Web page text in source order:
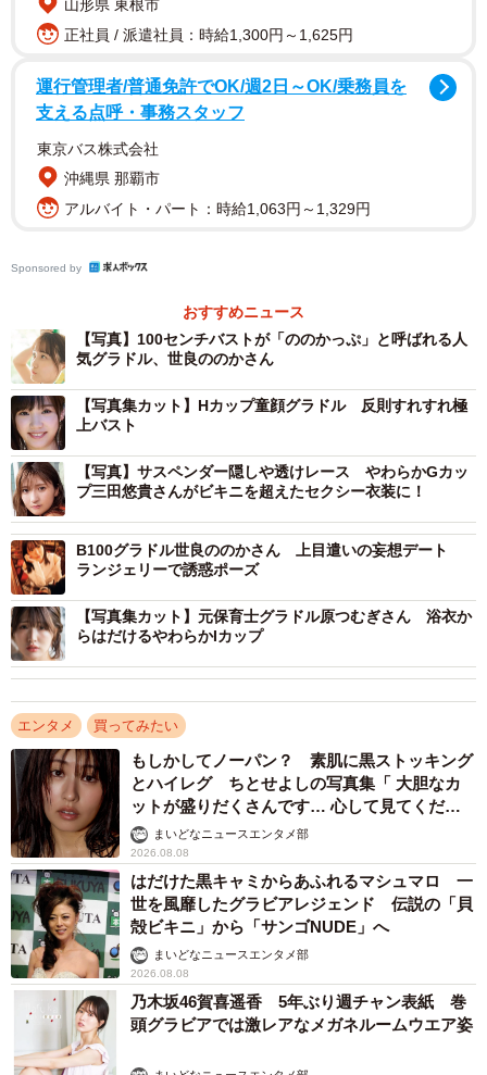
ラしているように思えて、きっと私が人生を振り返るとき
に思い出すのは、この写真集を撮っていた瞬間なんだろう
なと思います。ずっと誰かの脇役だった私にとってグラビ
アは初めて自分が主役になれたような気持ちになれるもの
今回の写真集はちょっぴり大胆になってみました。恥ずか
しかったけど、本当の自分をさらけ出せた大切な1冊になっ
ています。1人でも多くの方に手に取ってもらえたらうれし
【世良ののかさんプロフィール】
せら・ののか 1999年3月16日生まれ、神奈川県出身。身
長155cm、Ｂ100Ｗ58Ｈ93。ミスiD2021でネクストグラビ
アクイーン賞を受賞。 好きなものはジブリ、音楽、ピア
ノ。公式X @pia__nono 公式Instagram @pia__nono
山形県 東根市
正社員 / 派遣社員：時給1,300円～1,625円
運行管理者/普通免許でOK/週2日～OK/乗務員を
支える点呼・事務スタッフ
東京バス株式会社
沖縄県 那覇市
アルバイト・パート：時給1,063円～1,329円
Sponsored by
おすすめニュース
【写真】100センチバストが「ののかっぷ」と呼ばれる人
気グラドル、世良ののかさん
【写真集カット】Hカップ童顔グラドル 反則すれすれ極
上バスト
【写真】サスペンダー隠しや透けレース やわらかGカッ
プ三田悠貴さんがビキニを超えたセクシー衣装に！
B100グラドル世良ののかさん 上目遣いの妄想デート
ランジェリーで誘惑ポーズ
【写真集カット】元保育士グラドル原つむぎさん 浴衣か
らはだけるやわらかIカップ
エンタメ 買ってみたい
もしかしてノーパン？ 素肌に黒ストッキング
とハイレグ ちとせよしの写真集「 大胆なカ
ットが盛りだくさんです… 心して見てくださ
い」まいどなニュースエンタメ部
2026.08.08
はだけた黒キャミからあふれるマシュマロ 一
世を風靡したグラビアレジェンド 伝説の「貝
殻ビキニ」から「サンゴNUDE」へ
まいどなニュースエンタメ部
2026.08.08
乃木坂46賀喜遥香 5年ぶり週チャン表紙 巻
頭グラビアでは激レアなメガネルームウエア姿